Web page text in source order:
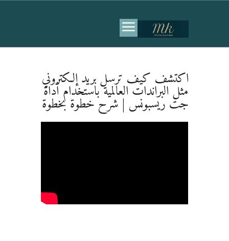
اكتشف كيف ترسل بريد إلكتروني
مثل البراندات العالمية باستخدام أداة
جت ريسبونس | شرح خطوة بخطوة